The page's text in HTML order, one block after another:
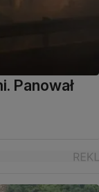
Panował